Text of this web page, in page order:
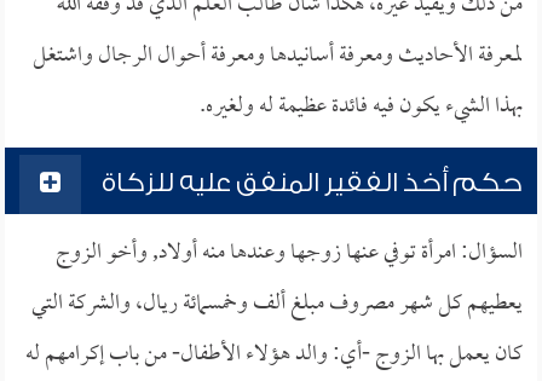
لمعرفة الأحاديث ومعرفة أسانيدها ومعرفة أحوال الرجال واشتغل
بهذا الشيء يكون فيه فائدة عظيمة له ولغيره.
حكم أخذ الفقير المنفق عليه للزكاة
السؤال: امرأة توفي عنها زوجها وعندها منه أولاد, وأخو الزوج
يعطيهم كل شهر مصروف مبلغ ألف وخمسمائة ريال، والشركة التي
كان يعمل بها الزوج -أي: والد هؤلاء الأطفال- من باب إكرامهم له